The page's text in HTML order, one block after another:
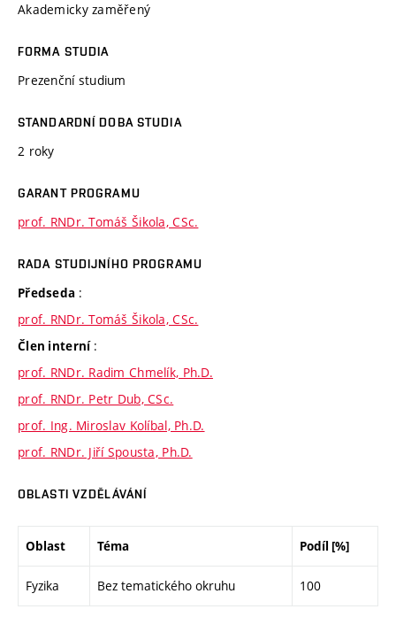
Akademicky zaměřený
FORMA STUDIA
Prezenční studium
STANDARDNÍ DOBA STUDIA
2 roky
GARANT PROGRAMU
prof. RNDr. Tomáš Šikola, CSc.
RADA STUDIJNÍHO PROGRAMU
Předseda :
prof. RNDr. Tomáš Šikola, CSc.
Člen interní :
prof. RNDr. Radim Chmelík, Ph.D.
prof. RNDr. Petr Dub, CSc.
prof. Ing. Miroslav Kolíbal, Ph.D.
prof. RNDr. Jiří Spousta, Ph.D.
OBLASTI VZDĚLÁVÁNÍ
Oblast Téma Podíl [%]
Fyzika Bez tematického okruhu 100